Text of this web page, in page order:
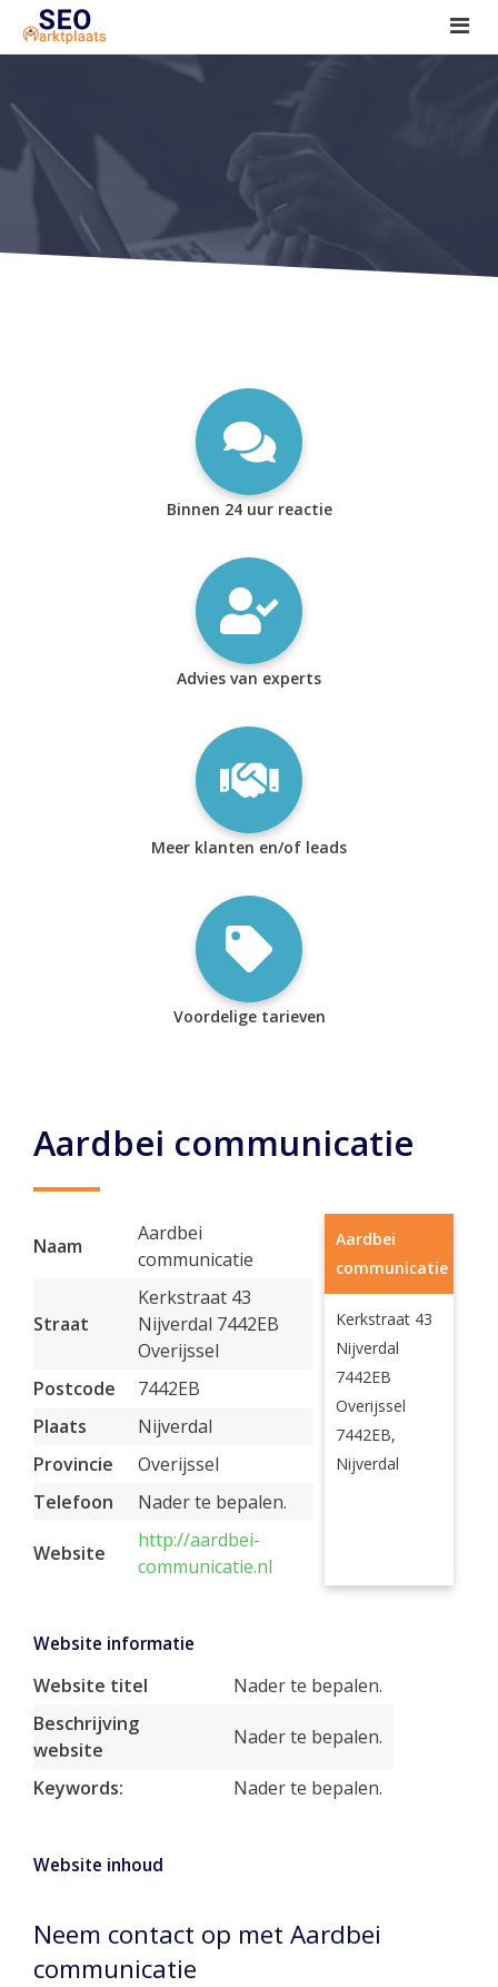
SEO tools reviews
Marketeer bij jou in de buurt?
Offerte
1. Seo voor beginners +
2. Onderzoeken +
Binnen 24 uur reactie
Advies van experts
Meer klanten en/of leads
Voordelige tarieven
Aardbei communicatie
Naam
Aardbei
communicatie
Straat
Kerkstraat 43
Nijverdal 7442EB
Overijssel
Postcode
7442EB
Plaats
Nijverdal
Provincie
Overijssel
Telefoon
Nader te bepalen.
Website
http://aardbei-
communicatie.nl
Aardbei
communicatie
Kerkstraat 43
Nijverdal
7442EB
Overijssel
7442EB,
Nijverdal
Website informatie
Website titel
Nader te bepalen.
Beschrijving
website
Nader te bepalen.
Keywords: Nader te bepalen.
Website inhoud
Neem contact op met Aardbei
communicatie